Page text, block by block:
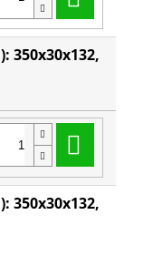
350x30x132,
350x30x132,